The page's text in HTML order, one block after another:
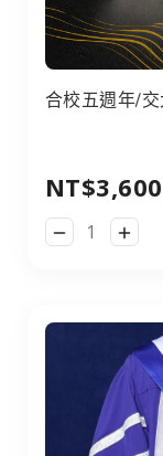
合校五週年/
合校五週年/
NT$3,600